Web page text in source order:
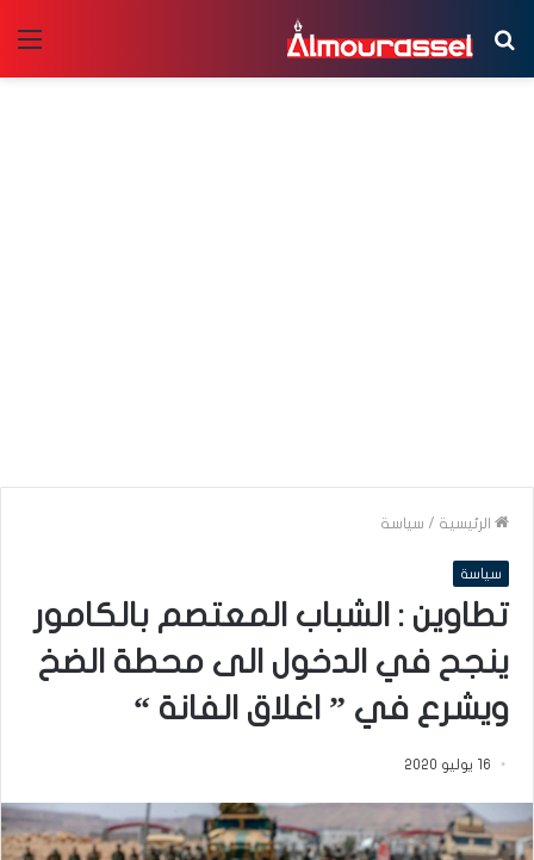
بحث
عن
الرئيسية / سياسة
سياسة
تطاوين : الشباب المعتصم بالكامور
ينجح في الدخول الى محطة الضخ
ويشرع في ” اغلاق الفانة “
16 يوليو 2020